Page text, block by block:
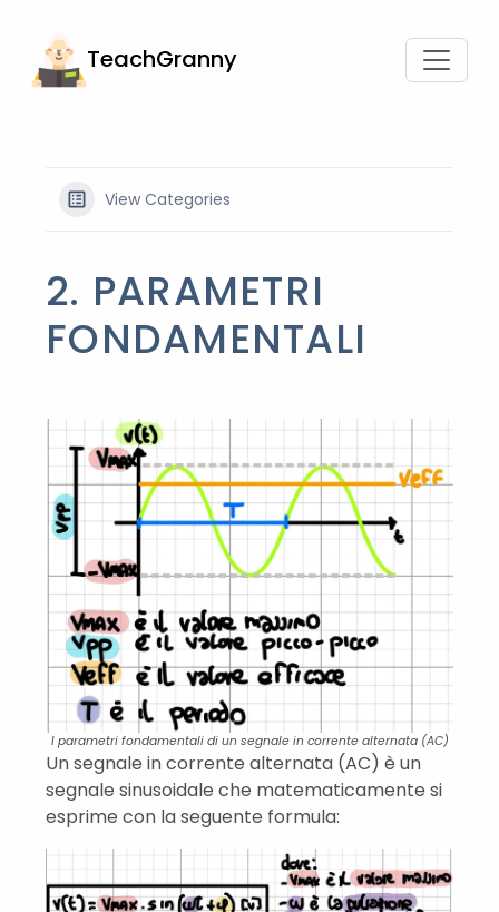
TeachGranny
View Categories
2. PARAMETRI
FONDAMENTALI
I parametri fondamentali di un segnale in corrente alternata (AC)
Un segnale in corrente alternata (AC) è un
segnale sinusoidale che matematicamente si
esprime con la seguente formula: